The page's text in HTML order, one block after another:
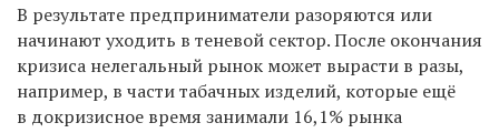
В результате предприниматели разоряются или
начинают уходить в теневой сектор. После окончания
кризиса нелегальный рынок может вырасти в разы,
например, в части табачных изделий, которые ещё
в докризисное время занимали 16,1% рынка